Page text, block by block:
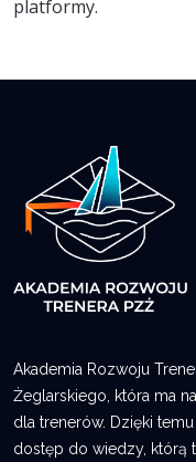
platformy.
Akademia Rozwoju
Żeglarskiego, która ma
dla trenerów. Dzięki
dostęp do wiedzy, którą